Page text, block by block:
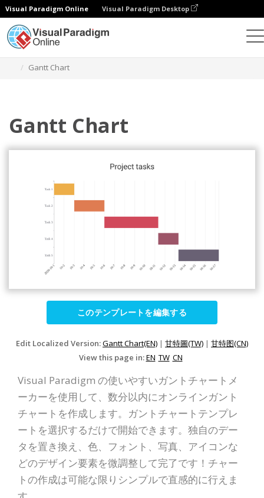
Visual Paradigm Online Visual Paradigm Desktop
Gantt Chart
Gantt Chart
このテンプレートを編集する
Edit Localized Version:Gantt Chart(EN) | 甘特圖(TW) | 甘特图(CN)
View this page in:EN TW CN
Visual Paradigm の使いやすいガントチャートメ
ーカーを使用して、数分以内にオンラインガント
チャートを作成します。ガントチャートテンプレ
ートを選択するだけで開始できます。独自のデー
タを置き換え、色、フォント、写真、アイコンな
どのデザイン要素を微調整して完了です！チャー
トの作成は可能な限りシンプルで直感的に行えま